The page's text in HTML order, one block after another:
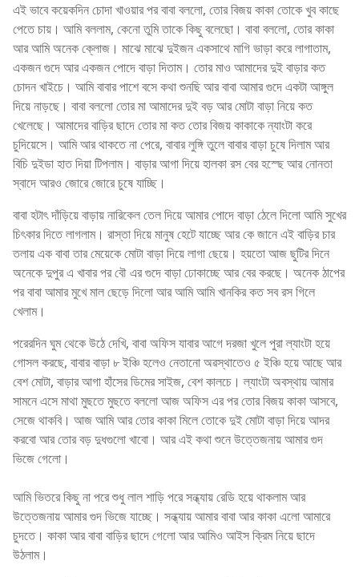
এই ভাবে কয়েকদিন চোদা খাওয়ার পর বাবা বললো, তোর বিজয় কাকা তোকে খুব কাছে
পেতে চায়। আমি বললাম, কেনো তুমি তাকে কিছু বলেছো। বাবা বললো, তোর কাকা
আর আমি অনেক ক্লোজ। মাঝে মাঝে দুইজন একসাথে মাগি ভাড়া করে লাগাতাম,
একজন গুদে আর একজন পোদে বাড়া দিতাম। তোর মাও আমাদের দুই বাড়ার কত
চোদন খাইচে। আমি বাবার পাশে বসে কথা শুনছি আর বাবা আমার গুদে একটা আঙ্গুল
দিয়ে নাড়ছে। বাবা বললো তোর মা আমাদের দুই বড় আর মোটা বাড়া নিয়ে কত
খেলেছে। আমাদের বাড়ির ছাদে তোর মা কত তোর বিজয় কাকাকে ন্যাংটা করে
চুদিয়েসে। আমি আর থাকতে না পেরে, বাবার লুঙ্গি তুলে বাবার বাড়া চুষে দিলাম আর
বিচি দুইডা হাত দিয়া টিপলাম। বাড়ার আগা দিয়ে হালকা রস বের হস্ছে আর নোনতা
স্বাদে আরও জোরে জোরে চুষে যাচ্ছি।
বাবা হটাৎ দাঁড়িয়ে বাড়ায় নারিকেল তেল দিয়ে আমার পোদে বাড়া ঠেলে দিলো আমি সুখের
চিৎকার দিতে লাগলাম। রাস্তা দিয়ে মানুষ হেটে যাচ্ছে আর কে জানে এই বাড়ির চার
তলায় এক বাবা তার মেয়েকে মোটা বাড়া দিয়ে লাগা ছেয়ে। হয়তো আজ ছুটির দিনে
অনেকে দুপুর এ খাবার পর বৌ এর গুদে বাড়া ঢোকাচ্ছে আর বের করছে। অনেক ঠাপের
পর বাবা আমার মুখে মাল ছেড়ে দিলো আর আমি আমি খানকির কত সব রস গিলে
খেলাম।
পরেরদিন ঘুম থেকে উঠে দেখি, বাবা অফিস যাবার আগে দরজা খুলে পুরা ল্যাংটা হয়ে
গোসল করছে, বাবার বাড়া ৮ ইঞ্চি হলেও নেতানো অৱস্থাতেও ৫ ইঞ্চি হয়ে আছে আর
বেশ মোটা, বাড়ার আগা হাঁসের ডিমের সাইজ, বেশ কালচে। ল্যাংটা অবস্থায় আমার
সামনে এসে মাথা মুছতে মুছতে বললো আজ অফিস এর পর তোর বিজয় কাকা আসবে,
সেজে থাকবি। আজ আমি আর তোর কাকা মিলে তোকে দুই মোটা বাড়া দিয়ে আদর
করবো আর তোর বড় দুধগুলো খাবো। আর এই কথা শুনে উত্তেজনায় আমার গুদ
ভিজে গেলো।
আমি ভিতরে কিছু না পরে শুধু লাল শাড়ি পরে সন্ধ্যায় রেডি হয়ে থাকলাম আর
উত্তেজনায় আমার গুদ ভিজে যাচ্ছে। সন্ধ্যায় আমার বাবা আর কাকা এলো আমারে
চুদতে। কাকা আর বাবা বাড়ির ছাদে গেলো আর আমিও আইস ক্রিম নিয়ে ছাদে
উঠলাম।